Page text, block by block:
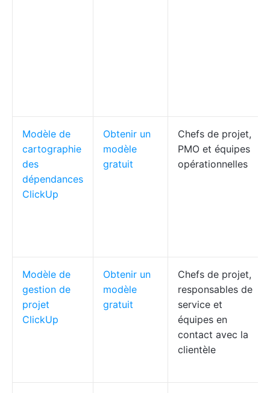
Modèle de
cartographie
des
dépendances
ClickUp
Obtenir un
modèle
gratuit
Chefs de projet,
PMO et équipes
opérationnelles
Modèle de
gestion de
projet
ClickUp
Obtenir un
modèle
gratuit
Chefs de projet,
responsables de
service et
équipes en
contact avec la
clientèle